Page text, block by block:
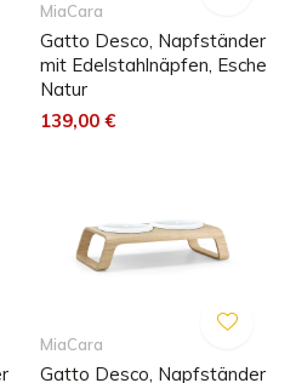
MiaCara
Gatto Desco, Napfständer
mit Edelstahlnäpfen, Esche
Natur
139,00 €
MiaCara
Gatto Desco, Napfständer